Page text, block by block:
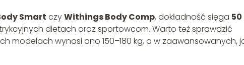
Smart czyWithings Body Comp, dokładność sięga 50
dietach oraz sportowcom. Warto też sprawdzić
modelach wynosi ono 150–180 kg, a w zaawansowanych,